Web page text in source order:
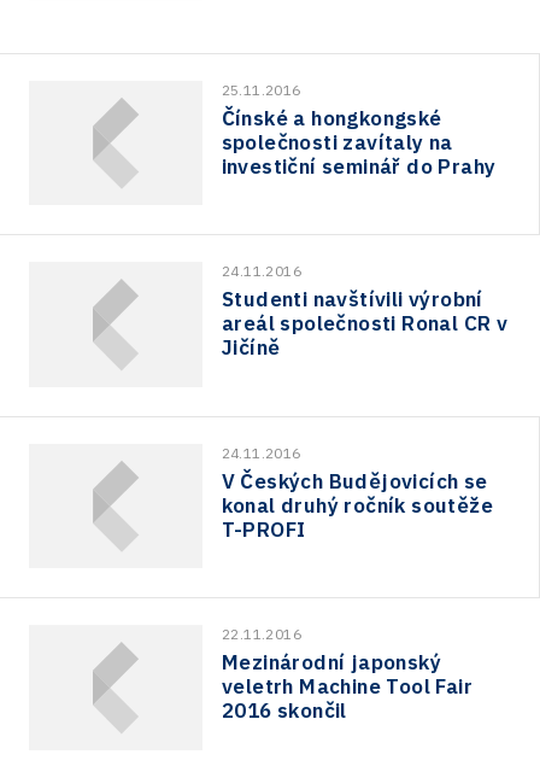
25.11.2016
Čínské a hongkongské
společnosti zavítaly na
investiční seminář do Prahy
24.11.2016
Studenti navštívili výrobní
areál společnosti Ronal CR v
Jičíně
24.11.2016
V Českých Budějovicích se
konal druhý ročník soutěže
T-PROFI
22.11.2016
Mezinárodní japonský
veletrh Machine Tool Fair
2016 skončil